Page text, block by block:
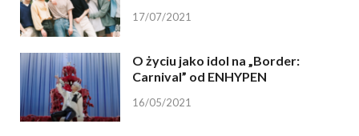
17/07/2021
O życiu jako idol na „Border:
Carnival” od ENHYPEN
16/05/2021